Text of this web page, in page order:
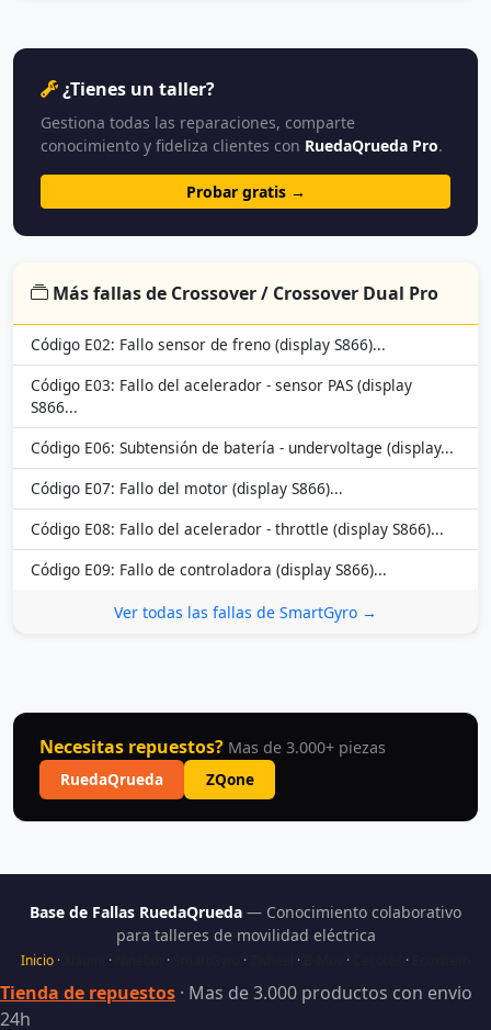
¿Tienes un taller?
Gestiona todas las reparaciones, comparte
conocimiento y fideliza clientes con RuedaQrueda Pro.
Probar gratis →
Más fallas de Crossover / Crossover Dual Pro
Código E02: Fallo sensor de freno (display S866)...
Código E03: Fallo del acelerador - sensor PAS (display
S866...
Código E06: Subtensión de batería - undervoltage (display...
Código E07: Fallo del motor (display S866)...
Código E08: Fallo del acelerador - throttle (display S866)...
Código E09: Fallo de controladora (display S866)...
Ver todas las fallas de SmartGyro →
Necesitas repuestos? Mas de 3.000+ piezas
RuedaQrueda
ZQone
Base de Fallas RuedaQrueda — Conocimiento colaborativo
para talleres de movilidad eléctrica
Inicio · · · · · · ·
Tienda de repuestos · Mas de 3.000 productos con envio
24h